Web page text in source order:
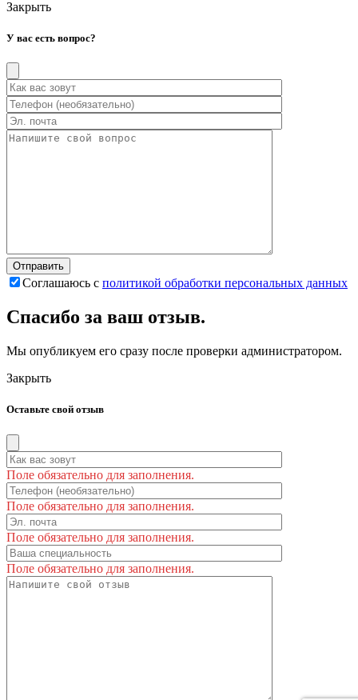
Закрыть
У вас есть вопрос?
Соглашаюсь с политикой обработки персональных данных
Спасибо за ваш отзыв.
Мы опубликуем его сразу после проверки администратором.
Закрыть
Оставьте свой отзыв
Поле обязательно для заполнения.
Поле обязательно для заполнения.
Поле обязательно для заполнения.
Поле обязательно для заполнения.